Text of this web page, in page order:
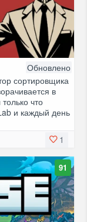
Обновлено
сортировщика
в
что
и каждый день
1
91